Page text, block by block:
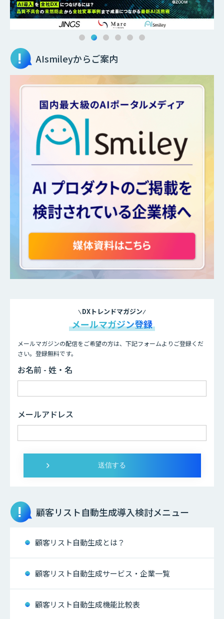
AIsmileyからご案内
DXトレンドマガジン
メールマガジン登録
メールマガジンの配信をご希望の方は、下記フォームよりご登録くだ
さい。登録無料です。
お名前 - 姓・名
メールアドレス
顧客リスト自動生成導入検討メニュー
顧客リスト自動生成とは？
顧客リスト自動生成サービス・企業一覧
顧客リスト自動生成機能比較表